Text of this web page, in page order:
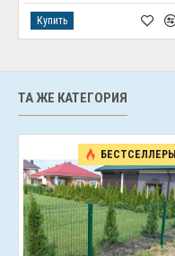
Купить
ТА ЖЕ КАТЕГОРИЯ
БЕСТСЕЛЛЕРЫ